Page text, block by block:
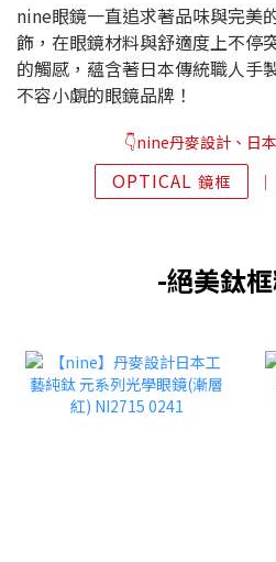
nine眼鏡一直追求著品味與完美
飾，在眼鏡材料與舒適度上不停
的觸感，蘊含著日本傳統職人手
不容小覷的眼鏡品牌！
👇nine丹麥設計、日
OPTICAL 鏡框 │
-絕美鈦